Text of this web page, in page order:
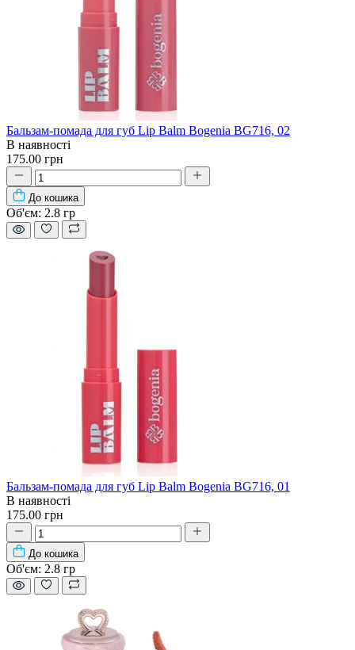
Бальзам-помада для губ Lip Balm Bogenia BG716, 02
В наявності
175.00 грн
До кошика
Об'єм: 2.8 гр
Бальзам-помада для губ Lip Balm Bogenia BG716, 01
В наявності
175.00 грн
До кошика
Об'єм: 2.8 гр